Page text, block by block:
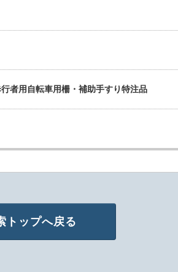
者用自転車用柵・補助手すり特注品
トップへ戻る